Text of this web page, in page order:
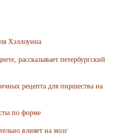
Хэллоуина
рассказывает петербургский
рецепта для пиршества на
по форме
влияет на мозг